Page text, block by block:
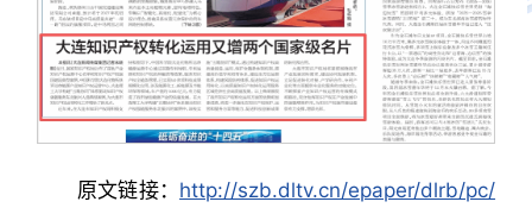
原文链接： http://szb.dltv.cn/epaper/dlrb/pc/